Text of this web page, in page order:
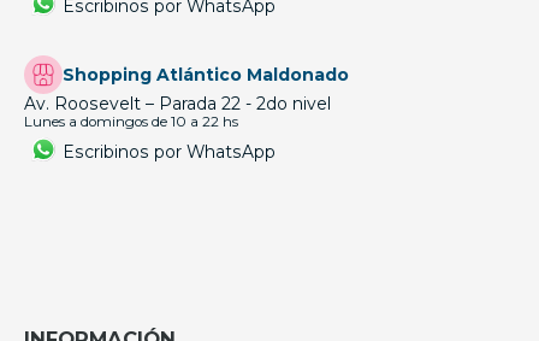
Escribinos por WhatsApp
Shopping Atlántico Maldonado
Av. Roosevelt – Parada 22 - 2do nivel
Lunes a domingos de 10 a 22 hs
Escribinos por WhatsApp